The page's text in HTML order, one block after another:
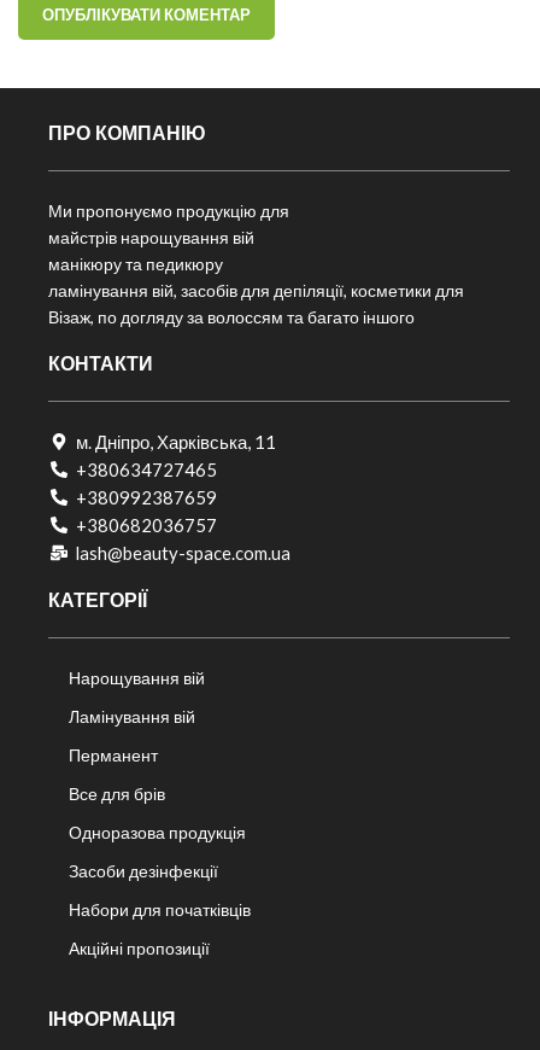
ПРО КОМПАНІЮ
Ми пропонуємо продукцію для
майстрів нарощування вій
манікюру та педикюру
ламінування вій, засобів для депіляції, косметики для
Візаж, по догляду за волоссям та багато іншого
КОНТАКТИ
м. Дніпро, Харківська, 11
+380634727465
+380992387659
+380682036757​
lash@beauty-space.com.ua
КАТЕГОРІЇ
Нарощування вій
Ламінування вій
Перманент
Все для брів
Одноразова продукція
Засоби дезінфекції
Набори для початківців
Акційні пропозиції
ІНФОРМАЦІЯ